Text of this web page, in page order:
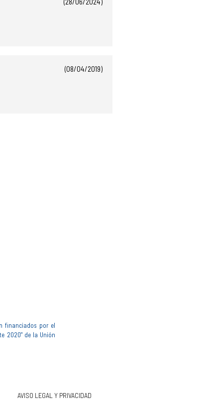
(08/04/2019)
financiados por el
2020" de la Unión
AVISO LEGAL Y PRIVACIDAD